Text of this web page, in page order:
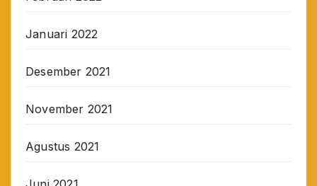
Januari 2022
Desember 2021
November 2021
Agustus 2021